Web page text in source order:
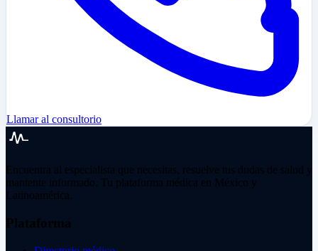
Llamar al consultorio
Encuentra al especialista que necesitas, resuelve tus dudas de salud y
mantente informado. Tu plataforma médica en México y
Latinoamérica.
Plataforma